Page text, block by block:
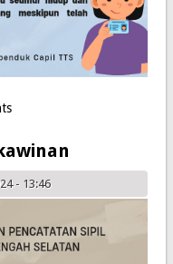
- 13:46